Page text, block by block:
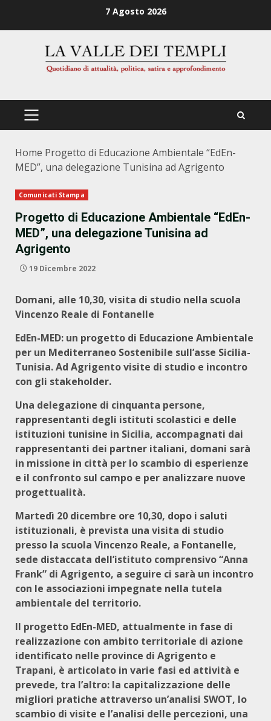
7 Agosto 2026
PRIMÄRES
Home Progetto di Educazione Ambientale “EdEn-
MED”, una delegazione Tunisina ad Agrigento
Comunicati Stampa
Progetto di Educazione Ambientale “EdEn-
MED”, una delegazione Tunisina ad
Agrigento
19 Dicembre 2022
Domani, alle 10,30, visita di studio nella scuola
Vincenzo Reale di Fontanelle
EdEn-MED: un progetto di Educazione Ambientale
per un Mediterraneo Sostenibile sull’asse Sicilia-
Tunisia. Ad Agrigento visite di studio e incontro
con gli stakeholder.
Una delegazione di cinquanta persone,
rappresentanti degli istituti scolastici e delle
istituzioni tunisine in Sicilia, accompagnati dai
rappresentanti dei partner italiani, domani sarà
in missione in città per lo scambio di esperienze
e il confronto sul campo e per analizzare nuove
progettualità.
Martedì 20 dicembre ore 10,30, dopo i saluti
istituzionali, è prevista una visita di studio
presso la scuola Vincenzo Reale, a Fontanelle,
sede distaccata dell’istituto comprensivo “Anna
Frank” di Agrigento, a seguire ci sarà un incontro
con le associazioni impegnate nella tutela
ambientale del territorio.
Il progetto EdEn-MED, attualmente in fase di
realizzazione con ambito territoriale di azione
identificato nelle province di Agrigento e
Trapani, è articolato in varie fasi ed attività e
prevede, tra l’altro: la capitalizzazione delle
migliori pratiche attraverso un’analisi SWOT, lo
scambio di visite e l’analisi delle percezioni, una